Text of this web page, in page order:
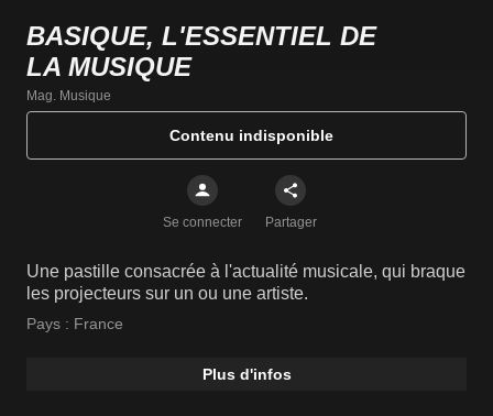
BASIQUE, L'ESSENTIEL DE
LA MUSIQUE
Mag. Musique
Contenu indisponible
Se connecter Partager
Une pastille consacrée à l'actualité musicale, qui braque
les projecteurs sur un ou une artiste.
Pays : France
Plus d'infos